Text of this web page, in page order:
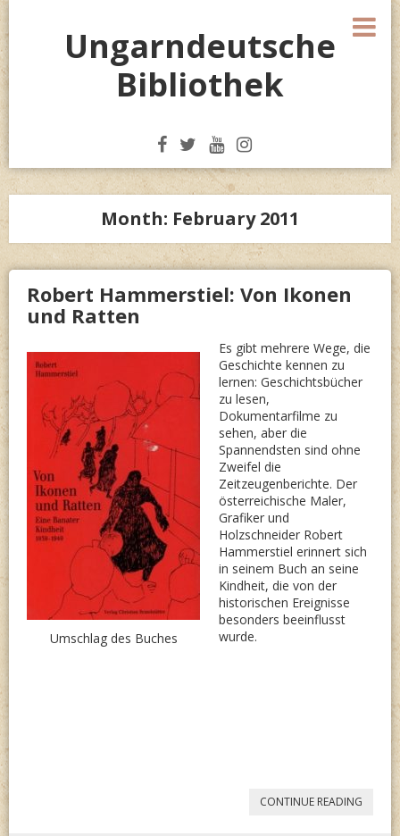
Ungarndeutsche
Bibliothek
Month: February 2011
Robert Hammerstiel: Von Ikonen
und Ratten
Umschlag des Buches
Es gibt mehrere Wege, die
Geschichte kennen zu
lernen: Geschichtsbücher
zu lesen,
Dokumentarfilme zu
sehen, aber die
Spannendsten sind ohne
Zweifel die
Zeitzeugenberichte. Der
österreichische Maler,
Grafiker und
Holzschneider Robert
Hammerstiel erinnert sich
in seinem Buch an seine
Kindheit, die von der
historischen Ereignisse
besonders beeinflusst
wurde.
CONTINUE READING